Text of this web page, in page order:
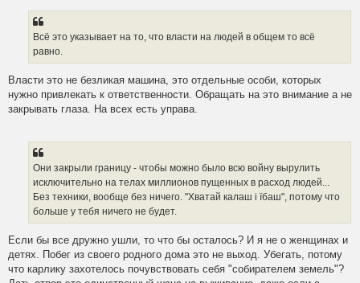
Всё это указывает на то, что власти на людей в общем то всё
равно.
Власти это не безликая машина, это отдельные особи, которых
нужно привлекать к ответственности. Обращать на это внимание а не
закрывать глаза. На всех есть управа.
Они закрыли границу - чтобы можно было всю войну вырулить
исключительно на телах миллионов пущенных в расход людей...
Без техники, вообще без ничего. "Хватай калаш i їбаш", потому что
больше у тебя ничего не будет.
Если бы все дружно ушли, то что бы осталось? И я не о женщинах и
детях. Побег из своего родного дома это не выход. Убегать, потому
что карлику захотелось почувствовать себя "собирателем земель"?